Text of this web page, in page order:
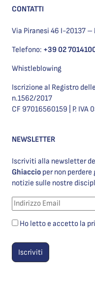
CONTATTI
Via Piranesi 46 I-20137 –
Telefono: +39 02
Whistleblowing
Iscrizione al Registro
n.1562/2017
CF 97016560159 | P. IVA
NEWSLETTER
Iscriviti alla newsletter
Ghiaccio per non
notizie sulle nostre
Ho letto e accetto la